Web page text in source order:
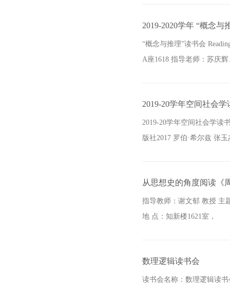
2019-2020学年 “概念与
“概念与推理”读书会
A座1618 指导老师：苏庆
2019-20学年空间社会
2019-20学年空间社会学读
版社2017 罗伯·希尔兹 张
从思想史的角度阅读《
指导教师：谢文郁 教授 主
地 点：知新楼1621室，
数理逻辑读书会
读书会名称：数理逻辑读书